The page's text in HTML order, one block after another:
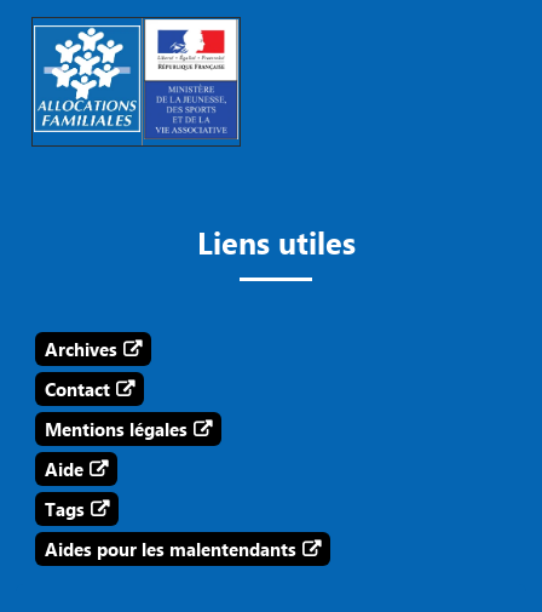
Liens utiles
Archives
Contact
Mentions légales
Aide
Tags
Aides pour les malentendants